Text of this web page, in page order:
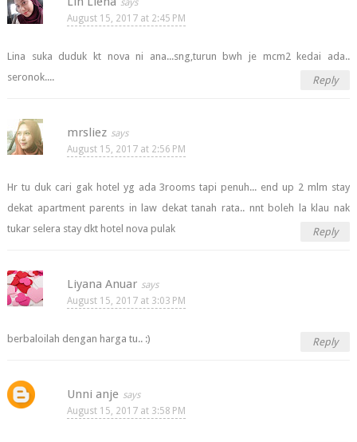
August 15, 2017 at 2:45 PM
Lina suka duduk kt nova ni ana...sng,turun bwh je mcm2 kedai ada..
seronok....
Reply
mrsliez
August 15, 2017 at 2:56 PM
Hr tu duk cari gak hotel yg ada 3rooms tapi penuh... end up 2 mlm stay
dekat apartment parents in law dekat tanah rata.. nnt boleh la klau nak
tukar selera stay dkt hotel nova pulak
Reply
Liyana Anuar
August 15, 2017 at 3:03 PM
berbaloilah dengan harga tu.. :) Reply
Unni anje
August 15, 2017 at 3:58 PM